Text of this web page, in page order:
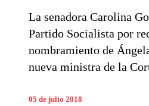
La senadora Carolina
Partido Socialista por
nombramiento de
nueva ministra de la
05 de julio 2018